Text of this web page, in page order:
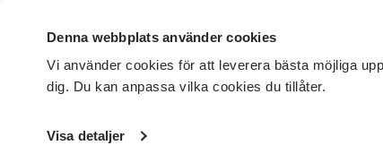
Denna webbplats använder cookies
Vi använder cookies för att leverera bästa möjliga
dig. Du kan anpassa vilka cookies du tillåter.
Visa detaljer
DET HÄR GÖR VI FÖR DIG SOM SÖK KURSER OCH
Startsida / Kurser och evenemang